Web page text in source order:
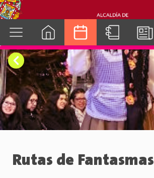
cuenca.gob.ec
Rutas de Fantasmas